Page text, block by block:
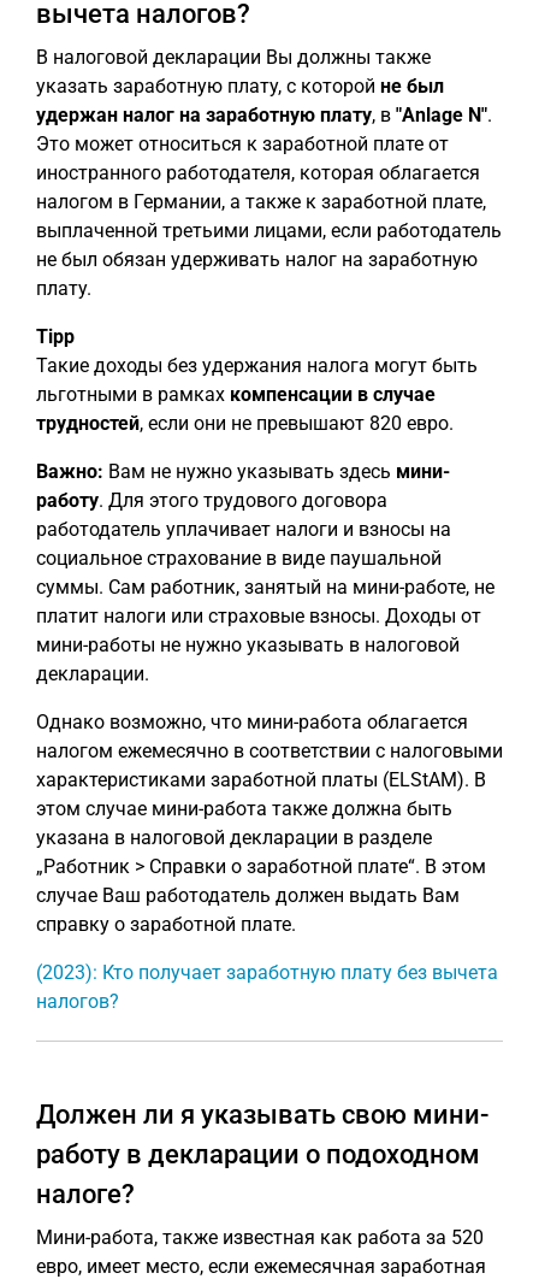
вычета налогов?
В налоговой декларации Вы должны также
указать заработную плату, с которой не был
удержан налог на заработную плату, в "Anlage N".
Это может относиться к заработной плате от
иностранного работодателя, которая облагается
налогом в Германии, а также к заработной плате,
выплаченной третьими лицами, если работодатель
не был обязан удерживать налог на заработную
плату.
Tipp
Такие доходы без удержания налога могут быть
льготными в рамках компенсации в случае
трудностей, если они не превышают 820 евро.
Важно: Вам не нужно указывать здесь мини-
работу. Для этого трудового договора
работодатель уплачивает налоги и взносы на
социальное страхование в виде паушальной
суммы. Сам работник, занятый на мини-работе, не
платит налоги или страховые взносы. Доходы от
мини-работы не нужно указывать в налоговой
декларации.
Однако возможно, что мини-работа облагается
налогом ежемесячно в соответствии с налоговыми
характеристиками заработной платы (ELStAM). В
этом случае мини-работа также должна быть
указана в налоговой декларации в разделе
„Работник > Справки о заработной плате“. В этом
случае Ваш работодатель должен выдать Вам
справку о заработной плате.
(2023): Кто получает заработную плату без вычета
налогов?
Должен ли я указывать свою мини-
работу в декларации о подоходном
налоге?
Мини-работа, также известная как работа за 520
евро, имеет место, если ежемесячная заработная